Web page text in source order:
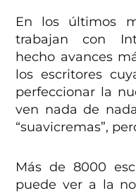
En los últimos
trabajan con
hecho avances
los escritores
perfeccionar la
ven nada de
“suavicremas”,
Más de 8000
puede ver a la